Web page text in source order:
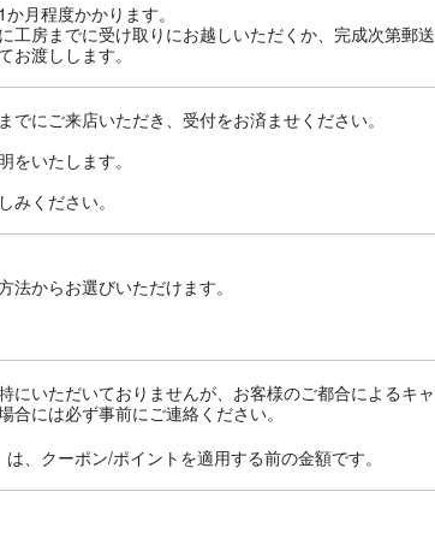
月程度かかります。
工房までに受け取りにお越しいただくか、完成次第郵送
お渡しします。
でにご来店いただき、受付をお済ませください。
をいたします。
みください。
法からお選びいただけます。
にいただいておりませんが、お客様のご都合によるキャ
合には必ず事前にご連絡ください。
、クーポン/ポイントを適用する前の金額です。